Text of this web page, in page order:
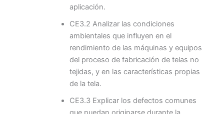
aplicación.
CE3.2 Analizar las condiciones
ambientales que influyen en el
rendimiento de las máquinas y equipos
del proceso de fabricación de telas no
tejidas, y en las características propias
de la tela.
CE3.3 Explicar los defectos comunes